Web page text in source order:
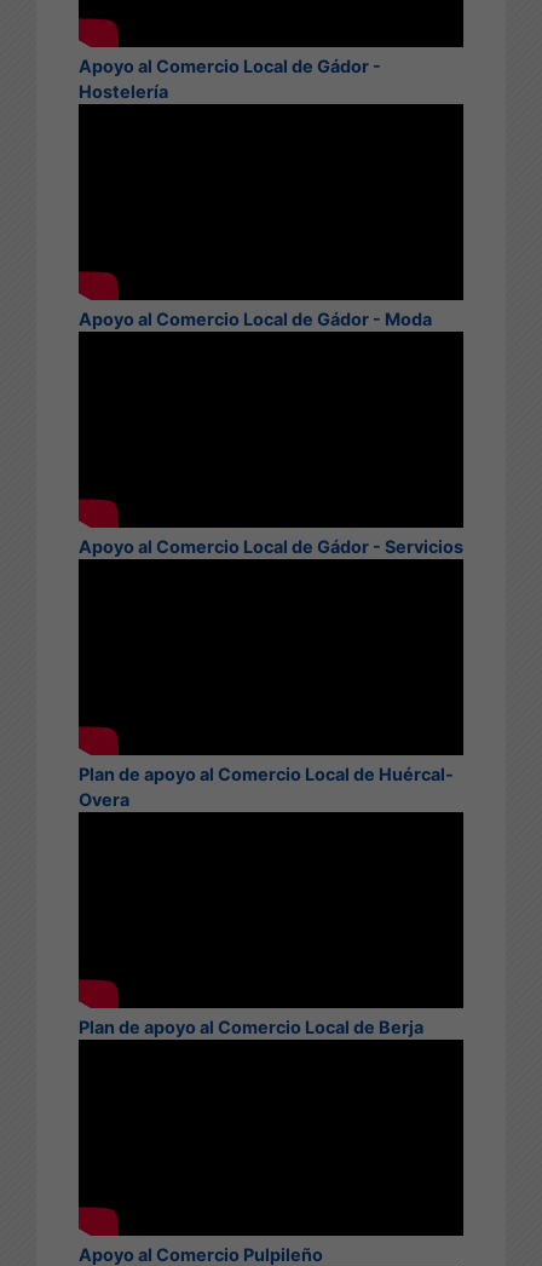
Apoyo al Comercio Local de Gádor -
Hostelería
Apoyo al Comercio Local de Gádor - Moda
Apoyo al Comercio Local de Gádor - Servicios
Plan de apoyo al Comercio Local de Huércal-
Overa
Plan de apoyo al Comercio Local de Berja
Apoyo al Comercio Pulpileño